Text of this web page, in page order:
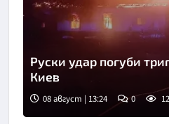
Руски удар погуби
Киев
08 август | 13:24 0